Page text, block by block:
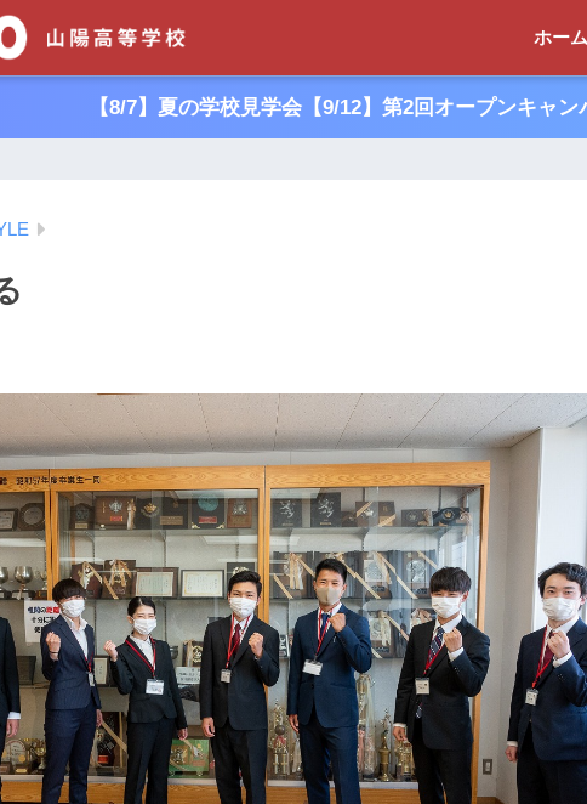
ホーム
【8/7】夏の学校見学会【9/12】第2回オープンキャ